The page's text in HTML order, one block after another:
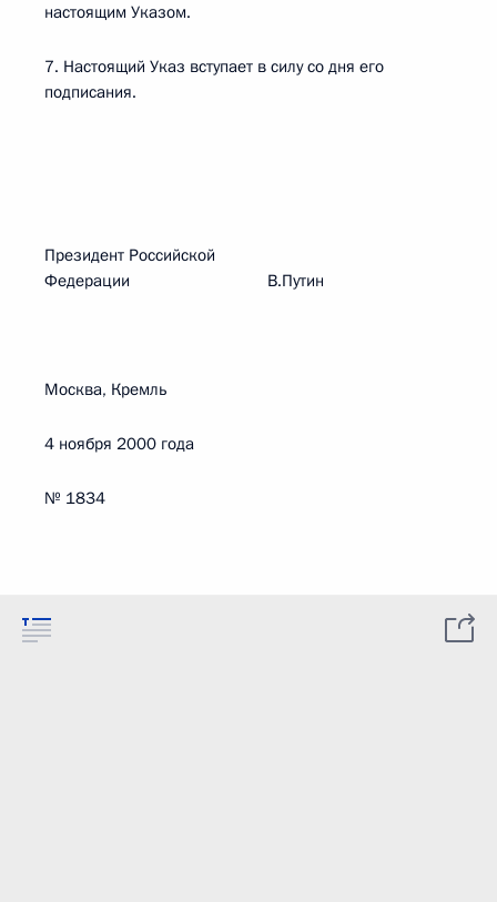
настоящим Указом.
7. Настоящий Указ вступает в силу со дня его
подписания.
Президент Российской
Федерации В.Путин
Москва, Кремль
4 ноября 2000 года
№ 1834